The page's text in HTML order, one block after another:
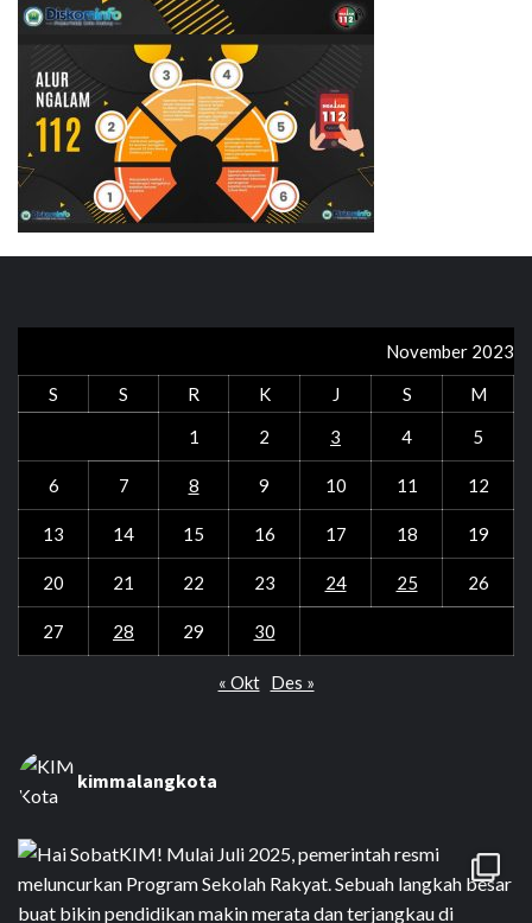
November 2023
S
S R K J S
M
1
2 3 4 5
6 7 8 9 10 11 12
13 14 15 16 17 18 19
20 21 22 23 24 25 26
27 28 29 30
« Okt Des »
kimmalangkota